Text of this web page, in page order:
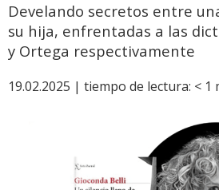
Develando secretos entre
su hija, enfrentadas a las
y Ortega respectivamente
19.02.2025 | tiempo de lectura: < 1